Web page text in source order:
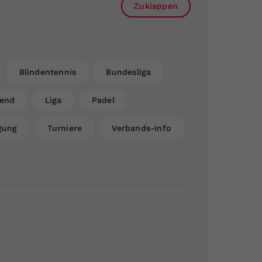
Zuklappen
Blindentennis Bundesliga
Liga Padel
Turniere Verbands-Info